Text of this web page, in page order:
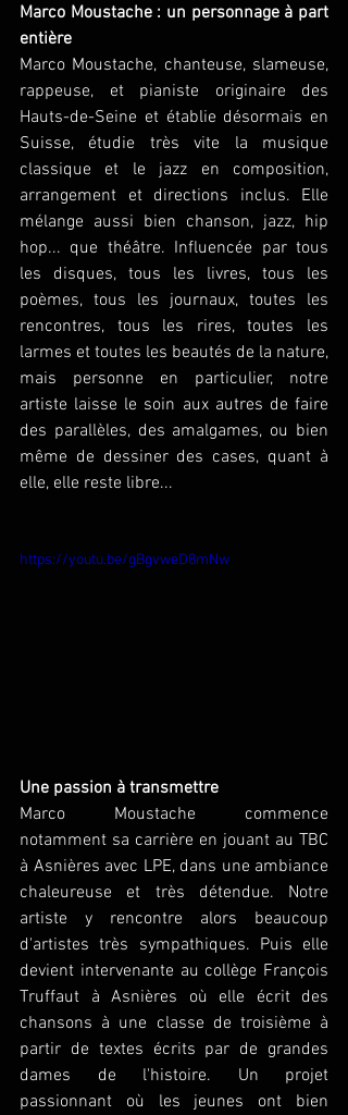
Marco Moustache : un personnage à part
entière
Marco Moustache, chanteuse, slameuse,
rappeuse, et pianiste originaire des
Hauts-de-Seine et établie désormais en
Suisse, étudie très vite la musique
classique et le jazz en composition,
arrangement et directions inclus. Elle
mélange aussi bien chanson, jazz, hip
hop... que théâtre. Influencée par tous
les disques, tous les livres, tous les
poèmes, tous les journaux, toutes les
rencontres, tous les rires, toutes les
larmes et toutes les beautés de la nature,
mais personne en particulier, notre
artiste laisse le soin aux autres de faire
des parallèles, des amalgames, ou bien
même de dessiner des cases, quant à
elle, elle reste libre...
https://youtu.be/gBgvweD8mNw
Une passion à transmettre
Marco Moustache commence
notamment sa carrière en jouant au TBC
à Asnières avec LPE, dans une ambiance
chaleureuse et très détendue. Notre
artiste y rencontre alors beaucoup
d'artistes très sympathiques. Puis elle
devient intervenante au collège François
Truffaut à Asnières où elle écrit des
chansons à une classe de troisième à
partir de textes écrits par de grandes
dames de l'histoire. Un projet
passionnant où les jeunes ont bien